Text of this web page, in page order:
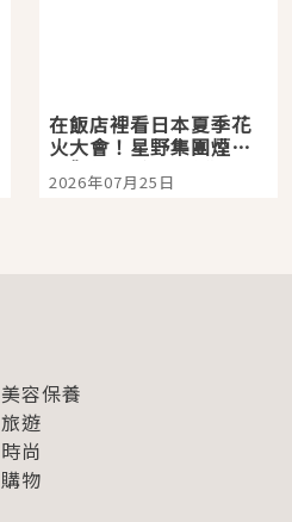
在飯店裡看日本夏季花
火大會！星野集團煙火
景觀飯店6選，讓你不用
人擠人悠閒欣賞
2026年07月25日
美容保養
旅遊
時尚
購物